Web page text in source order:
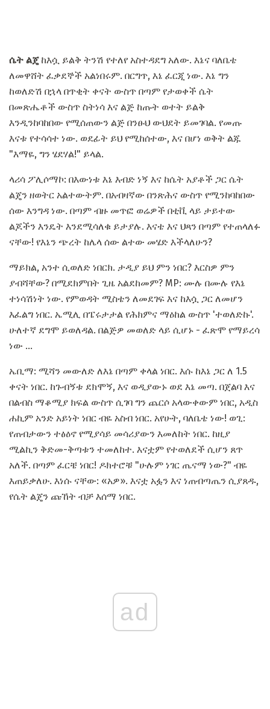
ሴት ልጄከእሷ ይልቅ ትንሽ የተለየ አስተዳደግ አለው. እኔና ባለቤቴ
ለመዋሸት ፈቃደኞች አልነበሩም. በርግጥ, እኔ ፈርጂ ነው. እኔ ግን
ከወለድሽ በኋላ በጥቂት ቀናት ውስጥ በጣም የታወቀች ሴት
በመጽሔቶች ውስጥ ስትነሳ እና ልጅ ከጡት ወተት ይልቅ
እንዲንከባከበው የሚሰጠውን ልጅ በንፁህ ውህደት ይመገባል. የመጡ
እናቱ የተሳሳተ ነው. ወደፊት ይህ የሚከሰተው, እና በሆነ ወቅት ልጁ
"እማዬ, ግን ሄደሃል!" ይላል.
ላሪሳ ፖሊሶማኮ: በእውነቱ እኔ እብድ ነኝ እና ከሴት አያቶች ጋር ሴት
ልጄን ዘወትር አልተውትም. በአብዛኛው በንጽሕና ውስጥ የሚንከባከበው
ሰው እንግዳ ነው. በጣም ብዙ መጥፎ ወሬዎች በቲቪ ላይ ታይተው
ልጆችን እንዴት እንደሚሳለቁ ይታያሉ. እናቴ እና ህጻን በጣም የተጠላለፉ
ናቸው! የእኔን ጭረት ከሌላ ሰው ልተው መሄድ እችላለሁን?
ማይክል, አንተ ሲወለድ ነበርክ. ታዲያ ይህ ምን ነበር? እርስዎ ምን
ያብሻቸው? በሚደክምበት ጊዜ አልደከመም? MP: ሙሉ በሙሉ የእኔ
ተነሳሽነት ነው. የምወዳት ሚስቴን ለመደገፍ እና ከእሷ ጋር ለመሆን
እፈልግ ነበር. ኤሚሊ በፔሩታታል የሕክምና ማዕከል ውስጥ 'ተወለድኩ'.
ሁለተኛ ደግሞ ይወለዳል. በልጅዎ መወለድ ላይ ሲሆኑ - ፈጽሞ የማይረሳ
ነው ...
ኤቢማ: ሚሻን መውለድ ለእኔ በጣም ቀላል ነበር. እሱ ከእኔ ጋር ለ 1.5
ቀናት ነበር. ከጉብኝቱ ደክሞኝ, እና ወዲያውኑ ወደ እኔ መጣ. በጀልባ እና
በልብስ ማቆሚያ ክፍል ውስጥ ሲገባ ግን ጨርሶ አላውቀውም ነበር, አዲስ
ሐኪም አንድ አይነት ነበር ብዬ አስብ ነበር. አየሁት, ባለቤቴ ነው! ወጊ:
የጠብታውን ተፅዕኖ የሚያሳይ መሳሪያውን እመለከት ነበር. ከዚያ
ሚልኪን ቅድመ-ቅጣቱን ተመለከተ. እናቷም የተወለደች ሲሆን ጸጥ
አለች. በጣም ፈርቼ ነበር! ዶክተሮቹ "ሁሉም ነገር ጤናማ ነው?" ብዬ
እጠይቃለሁ. እነሱ ናቸው: «አዎ». እናቷ አፏን እና ነጠብጣጤን ሲያጸዱ,
የሴት ልጄን ጩኸት ብቻ እሰማ ነበር.
ad